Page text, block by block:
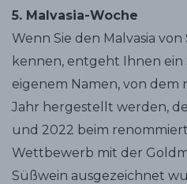
5. Malvasia-Woche
Wenn Sie den Malvasia
kennen, entgeht Ihnen ein
eigenem Namen, von dem
Jahr hergestellt werden,
und 2022 beim
Wettbewerb mit der
Süßwein ausgezeichnet